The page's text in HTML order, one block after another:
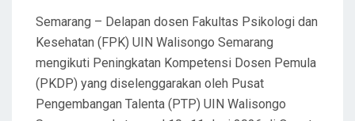
Semarang – Delapan dosen Fakultas Psikologi dan
Kesehatan (FPK) UIN Walisongo Semarang
mengikuti Peningkatan Kompetensi Dosen Pemula
(PKDP) yang diselenggarakan oleh Pusat
Pengembangan Talenta (PTP) UIN Walisongo